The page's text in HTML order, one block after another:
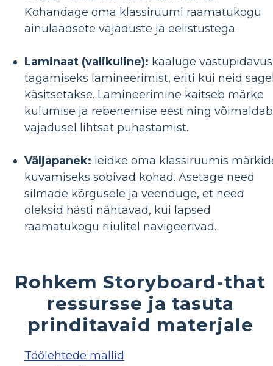
Kohandage oma klassiruumi raamatukogu
ainulaadsete vajaduste ja eelistustega.
Laminaat (valikuline): kaaluge
tagamiseks lamineerimist, eriti kui neid
käsitsetakse. Lamineerimine kaitseb märke
kulumise ja rebenemise eest ning võimaldab
vajadusel lihtsat puhastamist.
Väljapanek: leidke oma klassiruumis
kuvamiseks sobivad kohad. Asetage need
silmade kõrgusele ja veenduge, et need
oleksid hästi nähtavad, kui lapsed
raamatukogu riiulitel navigeerivad.
Rohkem Storyboard-that
ressursse ja tasuta
prinditavaid materjale
Töölehtede mallid